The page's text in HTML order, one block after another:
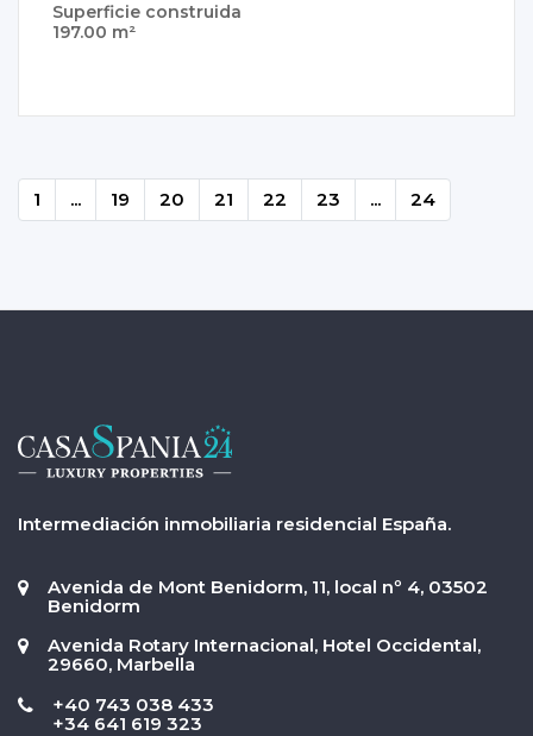
Superficie construida
197.00 m²
1 ... 19 20 21 22 23 ... 24
Intermediación inmobiliaria residencial España.
Avenida de Mont Benidorm, 11, local nº 4, 03502
Benidorm
Avenida Rotary Internacional, Hotel Occidental,
29660, Marbella
+40 743 038 433
+34 641 619 323